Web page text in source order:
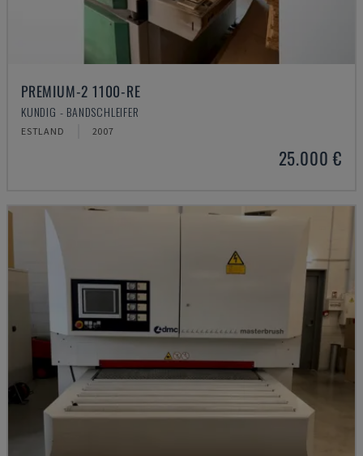
PREMIUM-2 1100-RE
KUNDIG - BANDSCHLEIFER
ESTLAND 2007
25.000 €